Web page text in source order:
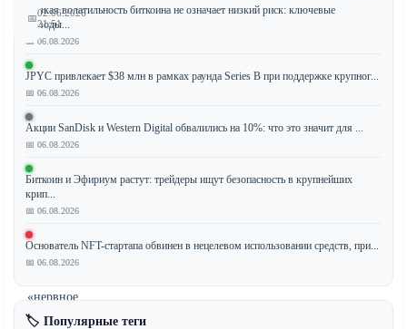
📅02.06.2026
21:51
Согласно
недавнему
отчету
Research,
Биткоин
(BTC)
ожидает
волатильное
«нервное
лето»
Низкая волатильность биткоина не означает низкий риск: ключевые
выводы...
📅 06.08.2026
JPYC привлекает $38 млн в рамках раунда Series B при поддержке крупног...
📅 06.08.2026
Акции SanDisk и Western Digital обвалились на 10%: что это значит для ...
📅 06.08.2026
Биткоин и Эфириум растут: трейдеры ищут безопасность в крупнейших
крип...
📅 06.08.2026
Основатель NFT-стартапа обвинен в нецелевом использовании средств, при...
📅 06.08.2026
🏷️ Популярные теги